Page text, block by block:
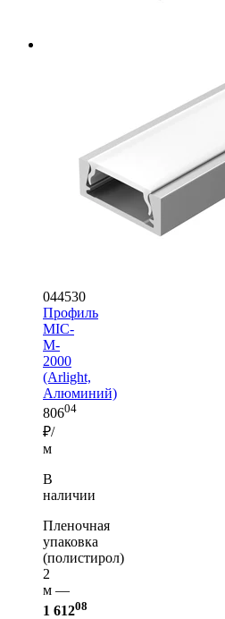
044530
Профиль
MIC-
M-
2000
(Arlight,
Алюминий)
80604
₽/
м
В
наличии
Пленочная
упаковка
(полистирол)
2
м —
1 61208